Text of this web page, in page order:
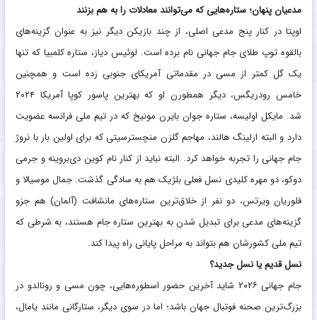
مدعیان پنهان؛ ستاره‌هایی که می‌توانند معادلات را به هم بزنند
اوپتا در کنار پنج مدعی اصلی، از چند بازیکن دیگر نیز به عنوان گزینه‌های
بالقوه توپ طلای جام جهانی نام برده است. لوئیس دیاز، ستاره کلمبیا که تنها
یک گل کمتر از مسی در مقدماتی آمریکای جنوبی زده است و همچنین
خامس رودریگس، دیگر همطورن او که بهترین پاسور کوپا آمریکا ۲۰۲۴
شد. مایکل اولیسه، ستاره جوان بایرن مونیخ که در تیم ملی فرانسه عضویت
دارد و البته ارلینگ هالند، مهاجم گلزن منچسترسیتی که برای اولین بار با نروژ
جام جهانی را تجربه خواهد کرد. البته نباید از کنار نام کوین دی‌بروینه و جرمی
دوکو، دو مهره کلیدی نسل فعلی بلژیک هم به سادگی گذشت. جمال موسیالا و
فلوریان ویرتس، دو نفر از خلاق‌ترین ستاره‌های مانشافت (آلمان) هم جزو
گزینه‌های مدعی برای تبدیل شدن به بهترین ستاره جام هستند، به شرطی که
تیم ملی کشورشان هم بتواند به مراحل پایانی راه پیدا کند.
نسل قدیم یا نسل جدید؟
جام جهانی ۲۰۲۶ شاید آخرین حضور اسطوره‌هایی، چون مسی و رونالدو در
بزرگ‌ترین صحنه فوتبال جهان باشد؛ اما در سوی دیگر، ستارگانی مانند یامال،